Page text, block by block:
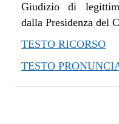
Giudizio di
dalla Presidenza del
TESTO RICORSO
TESTO